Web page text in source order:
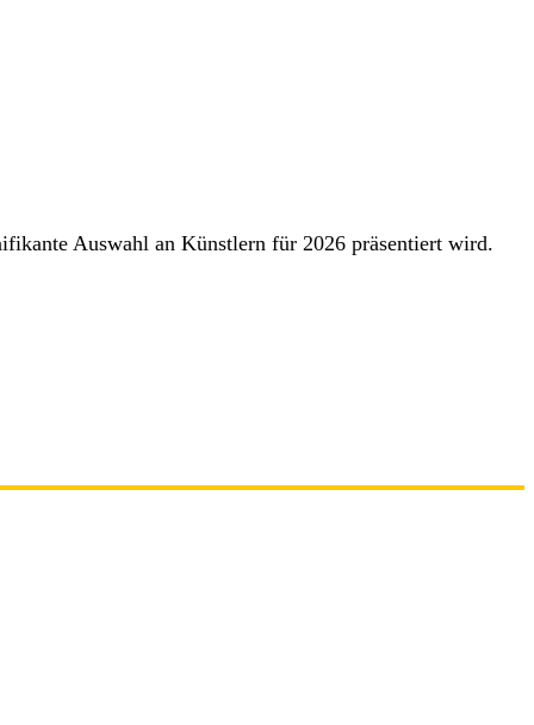
Auswahl an Künstlern für 2026 präsentiert wird.